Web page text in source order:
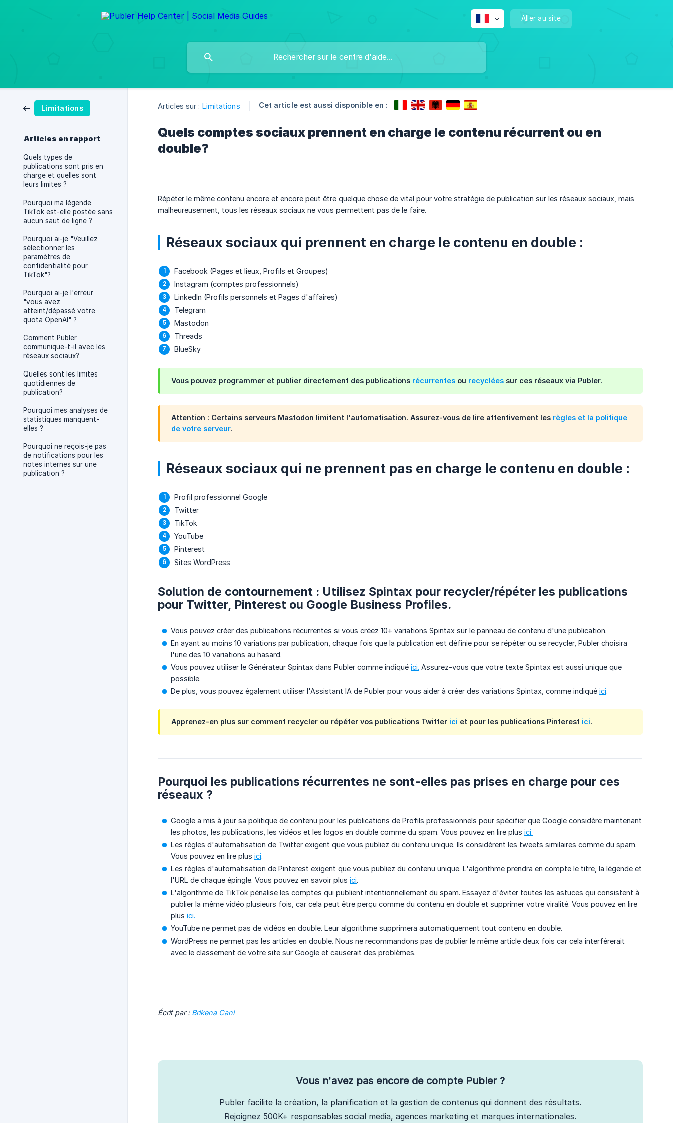
Aller au site
Limitations
Articles en rapport
Quels types de
publications sont pris en
charge et quelles sont
leurs limites ?
Pourquoi ma légende
TikTok est-elle postée sans
aucun saut de ligne ?
Pourquoi ai-je "Veuillez
sélectionner les
paramètres de
confidentialité pour
TikTok"?
Pourquoi ai-je l'erreur
"vous avez
atteint/dépassé votre
quota OpenAI" ?
Comment Publer
communique-t-il avec les
réseaux sociaux?
Quelles sont les limites
quotidiennes de
publication?
Pourquoi mes analyses de
statistiques manquent-
elles ?
Pourquoi ne reçois-je pas
de notifications pour les
notes internes sur une
publication ?
Articles sur : Limitations Cet article est aussi disponible en :
Quels comptes sociaux prennent en charge le contenu récurrent ou en
double?
Répéter le même contenu encore et encore peut être quelque chose de vital pour votre stratégie de publication sur les réseaux sociaux, mais
malheureusement, tous les réseaux sociaux ne vous permettent pas de le faire.
Réseaux sociaux qui prennent en charge le contenu en double :
Facebook (Pages et lieux, Profils et Groupes)
Instagram (comptes professionnels)
LinkedIn (Profils personnels et Pages d'affaires)
Telegram
Mastodon
Threads
BlueSky
Vous pouvez programmer et publier directement des publications récurrentes ou recyclées sur ces réseaux via Publer.
Attention : Certains serveurs Mastodon limitent l'automatisation. Assurez-vous de lire attentivement les règles et la politique
de votre serveur.
Réseaux sociaux qui ne prennent pas en charge le contenu en double :
Profil professionnel Google
Twitter
TikTok
YouTube
Pinterest
Sites WordPress
Solution de contournement : Utilisez Spintax pour recycler/répéter les publications
pour Twitter, Pinterest ou Google Business Profiles.
Vous pouvez créer des publications récurrentes si vous créez 10+ variations Spintax sur le panneau de contenu d'une publication.
En ayant au moins 10 variations par publication, chaque fois que la publication est définie pour se répéter ou se recycler, Publer choisira
l'une des 10 variations au hasard.
Vous pouvez utiliser le Générateur Spintax dans Publer comme indiqué ici. Assurez-vous que votre texte Spintax est aussi unique que
possible.
De plus, vous pouvez également utiliser l'Assistant IA de Publer pour vous aider à créer des variations Spintax, comme indiqué ici.
Apprenez-en plus sur comment recycler ou répéter vos publications Twitter ici et pour les publications Pinterest ici.
Pourquoi les publications récurrentes ne sont-elles pas prises en charge pour ces
réseaux ?
Google a mis à jour sa politique de contenu pour les publications de Profils professionnels pour spécifier que Google considère maintenant
les photos, les publications, les vidéos et les logos en double comme du spam. Vous pouvez en lire plus ici.
Les règles d'automatisation de Twitter exigent que vous publiez du contenu unique. Ils considèrent les tweets similaires comme du spam.
Vous pouvez en lire plus ici.
Les règles d'automatisation de Pinterest exigent que vous publiez du contenu unique. L'algorithme prendra en compte le titre, la légende et
l'URL de chaque épingle. Vous pouvez en savoir plus ici.
L'algorithme de TikTok pénalise les comptes qui publient intentionnellement du spam. Essayez d'éviter toutes les astuces qui consistent à
publier la même vidéo plusieurs fois, car cela peut être perçu comme du contenu en double et supprimer votre viralité. Vous pouvez en lire
plus ici.
YouTube ne permet pas de vidéos en double. Leur algorithme supprimera automatiquement tout contenu en double.
WordPress ne permet pas les articles en double. Nous ne recommandons pas de publier le même article deux fois car cela interférerait
avec le classement de votre site sur Google et causerait des problèmes.
Écrit par : Brikena Cani
Vous n’avez pas encore de compte Publer ?
Publer facilite la création, la planification et la gestion de contenus qui donnent des résultats.
Rejoignez 500K+ responsables social media, agences marketing et marques internationales.